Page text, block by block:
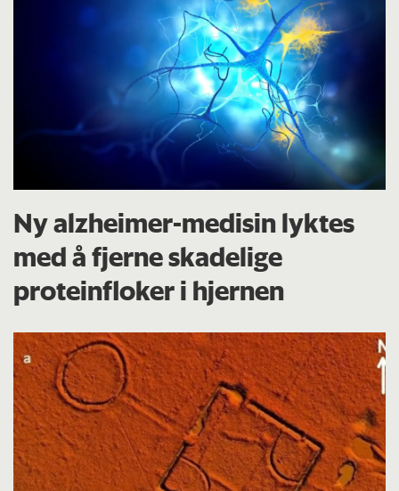
Ny alzheimer-medisin lyktes
med å fjerne skadelige
proteinfloker i hjernen